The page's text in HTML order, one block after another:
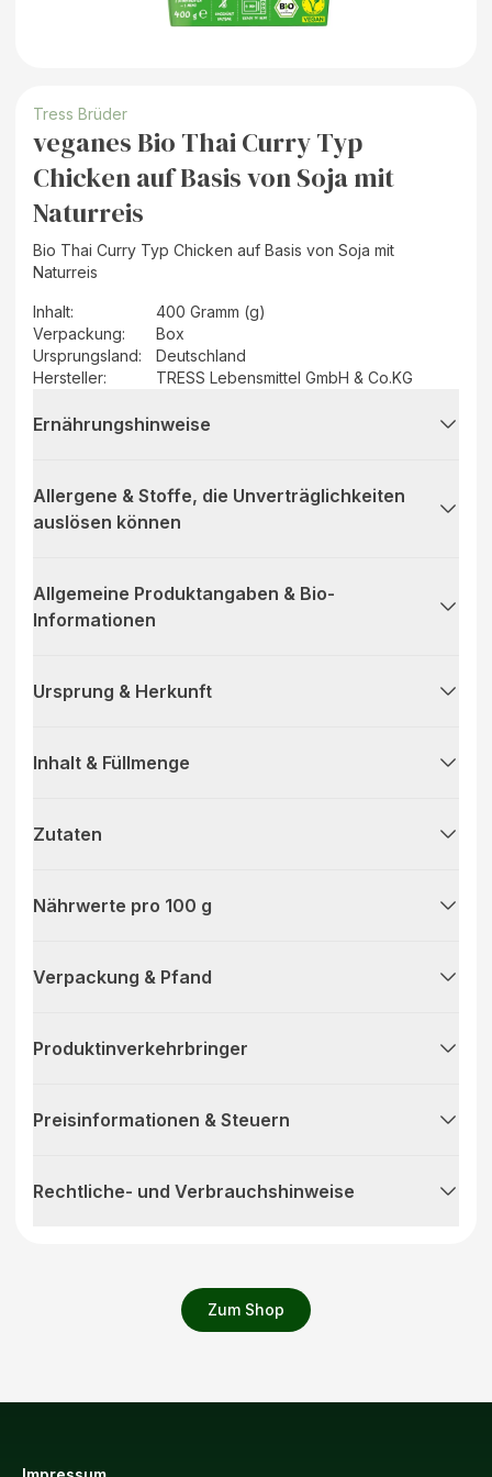
Zum Shop
Tress Brüder
veganes Bio Thai Curry Typ
Chicken auf Basis von Soja mit
Naturreis
Bio Thai Curry Typ Chicken auf Basis von Soja mit
Naturreis
Inhalt:
400 Gramm (g)
Verpackung:
Box
Ursprungsland:
Deutschland
Hersteller: TRESS Lebensmittel GmbH & Co.KG
Ernährungshinweise
Allergene & Stoffe, die Unverträglichkeiten
auslösen können
Allgemeine Produktangaben & Bio-
Informationen
Ursprung & Herkunft
Inhalt & Füllmenge
Zutaten
Nährwerte pro 100 g
Verpackung & Pfand
Produktinverkehrbringer
Preisinformationen & Steuern
Rechtliche- und Verbrauchshinweise